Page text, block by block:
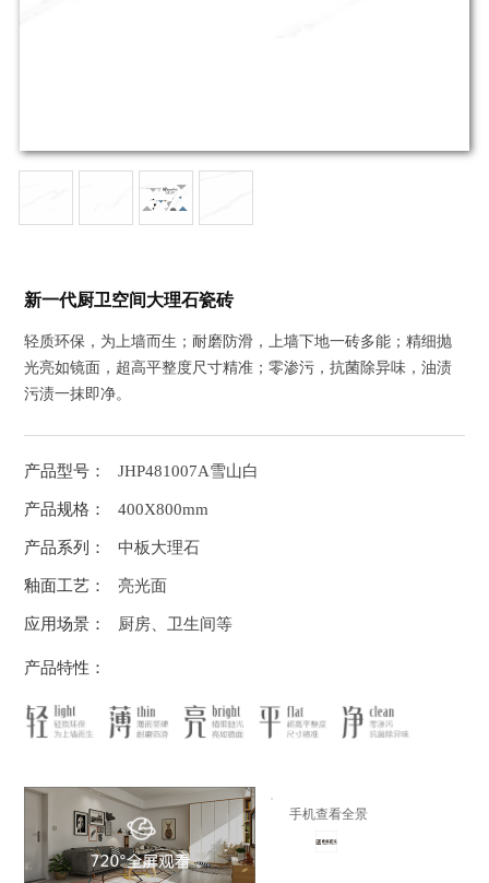
新一代厨卫空间大理石瓷砖
轻质环保，为上墙而生；耐磨防滑，上墙下地一砖多能；精细抛
光亮如镜面，超高平整度尺寸精准；零渗污，抗菌除异味，油渍
污渍一抹即净。
产品型号： JHP481007A雪山白
产品规格： 400X800mm
产品系列： 中板大理石
釉面工艺： 亮光面
应用场景： 厨房、卫生间等
产品特性：
手机查看全景